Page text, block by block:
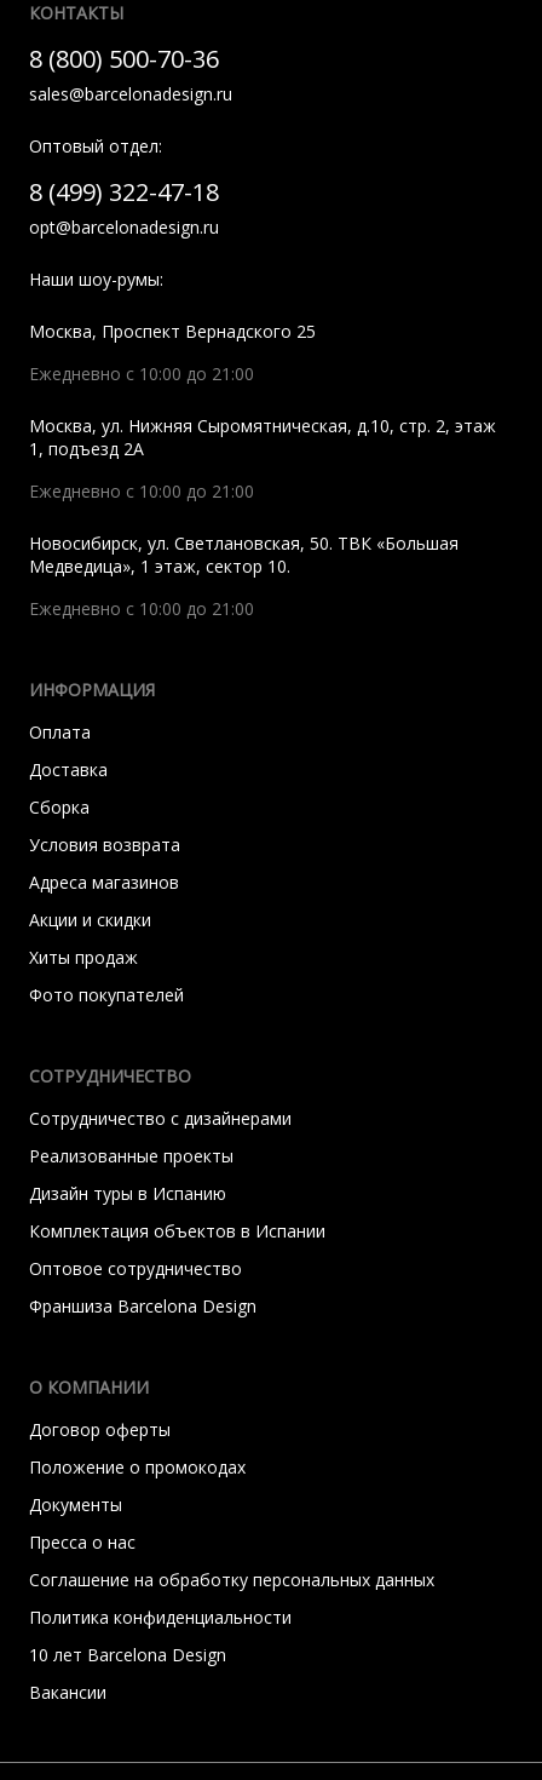
КОНТАКТЫ
8 (800) 500-70-36
sales@barcelonadesign.ru
Оптовый отдел:
8 (499) 322-47-18
opt@barcelonadesign.ru
Наши шоу-румы:
Москва, Проспект Вернадского 25
Ежедневно с 10:00 до 21:00
Москва, ул. Нижняя Сыромятническая, д.10, стр. 2, этаж
1, подъезд 2A
Ежедневно с 10:00 до 21:00
Новосибирск, ул. Светлановская, 50. ТВК «Большая
Медведица», 1 этаж, сектор 10.
Ежедневно с 10:00 до 21:00
ИНФОРМАЦИЯ
Оплата
Доставка
Сборка
Условия возврата
Адреса магазинов
Акции и скидки
Хиты продаж
Фото покупателей
СОТРУДНИЧЕСТВО
Сотрудничество с дизайнерами
Реализованные проекты
Дизайн туры в Испанию
Комплектация объектов в Испании
Оптовое сотрудничество
Франшиза Barcelona Design
О КОМПАНИИ
Договор оферты
Положение о промокодах
Документы
Пресса о нас
Соглашение на обработку персональных данных
Политика конфиденциальности
10 лет Barcelona Design
Вакансии